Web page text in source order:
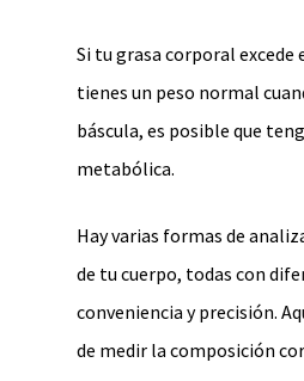
Si tu grasa corporal excede
tienes un peso normal
báscula, es posible que
metabólica.
Hay varias formas de
de tu cuerpo, todas con
conveniencia y precisión.
de medir la composición